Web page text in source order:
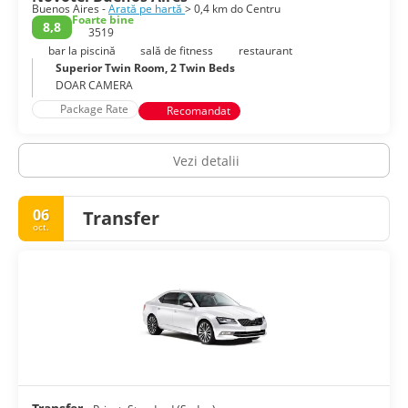
Buenos Aires -Arată pe hartă > 0,4 km do Centru
8,8
Foarte bine
3519
bar la piscină
sală de fitness
restaurant
Superior Twin Room, 2 Twin Beds
DOAR CAMERA
Package Rate
Recomandat
Vezi detalii
06
oct. Transfer